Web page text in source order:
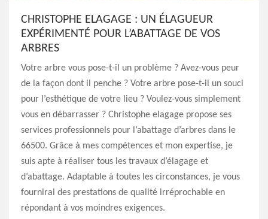
CHRISTOPHE ELAGAGE : UN ÉLAGUEUR
EXPÉRIMENTÉ POUR L’ABATTAGE DE VOS
ARBRES
Votre arbre vous pose-t-il un problème ? Avez-vous peur
de la façon dont il penche ? Votre arbre pose-t-il un souci
pour l’esthétique de votre lieu ? Voulez-vous simplement
vous en débarrasser ? Christophe elagage propose ses
services professionnels pour l’abattage d’arbres dans le
66500. Grâce à mes compétences et mon expertise, je
suis apte à réaliser tous les travaux d’élagage et
d’abattage. Adaptable à toutes les circonstances, je vous
fournirai des prestations de qualité irréprochable en
répondant à vos moindres exigences.